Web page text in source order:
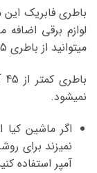
لوازم برقی
میتوانید از باطری 45 آمپر هم برای این خودرو استفاده کنید.
نمیشود.
اگر ماشین
نمیزند برای
آمپر استفاده